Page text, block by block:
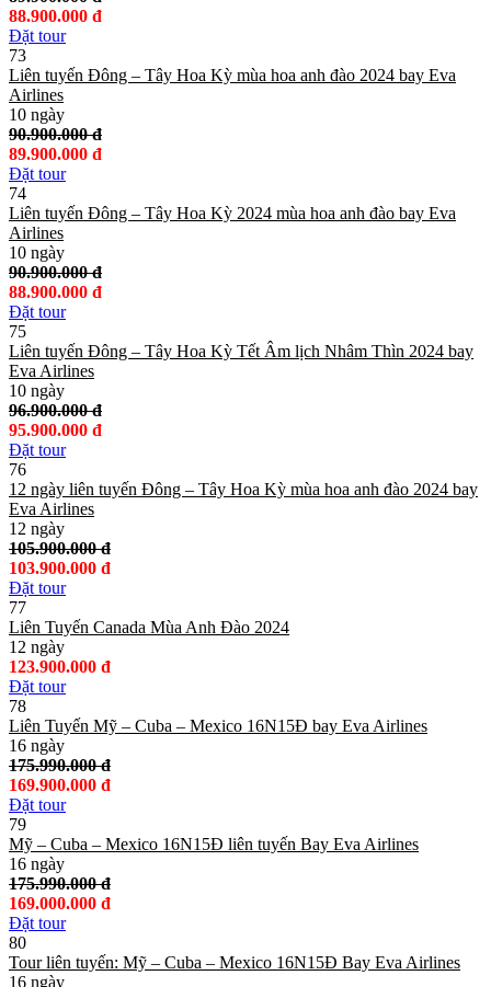
88.900.000 đ
Đặt tour
73
Liên tuyến Đông – Tây Hoa Kỳ mùa hoa anh đào 2024 bay Eva
Airlines
10 ngày
90.900.000 đ
89.900.000 đ
Đặt tour
74
Liên tuyến Đông – Tây Hoa Kỳ 2024 mùa hoa anh đào bay Eva
Airlines
10 ngày
90.900.000 đ
88.900.000 đ
Đặt tour
75
Liên tuyến Đông – Tây Hoa Kỳ Tết Âm lịch Nhâm Thìn 2024 bay
Eva Airlines
10 ngày
96.900.000 đ
95.900.000 đ
Đặt tour
76
12 ngày liên tuyến Đông – Tây Hoa Kỳ mùa hoa anh đào 2024 bay
Eva Airlines
12 ngày
105.900.000 đ
103.900.000 đ
Đặt tour
77
Liên Tuyến Canada Mùa Anh Đào 2024
12 ngày
123.900.000 đ
Đặt tour
78
Liên Tuyến Mỹ – Cuba – Mexico 16N15Đ bay Eva Airlines
16 ngày
175.990.000 đ
169.900.000 đ
Đặt tour
79
Mỹ – Cuba – Mexico 16N15Đ liên tuyến Bay Eva Airlines
16 ngày
175.990.000 đ
169.000.000 đ
Đặt tour
80
Tour liên tuyến: Mỹ – Cuba – Mexico 16N15Đ Bay Eva Airlines
16 ngày